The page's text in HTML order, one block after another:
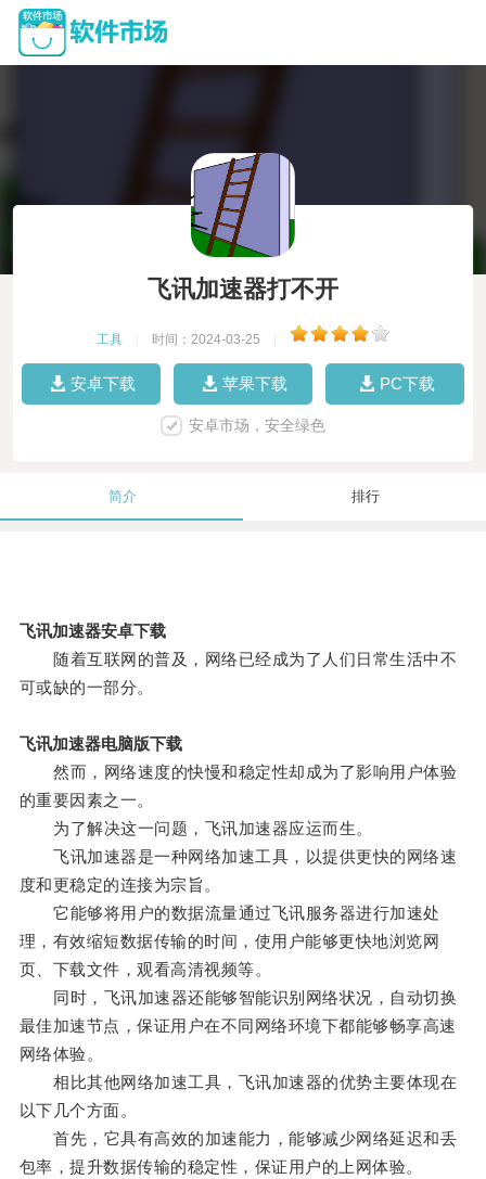
飞讯加速器打不开
工具 时间：2024-03-25
安卓下载 苹果下载 PC下载
安卓市场，安全绿色
简介 排行
飞讯加速器安卓下载
随着互联网的普及，网络已经成为了人们日常生活中不
可或缺的一部分。
飞讯加速器电脑版下载
然而，网络速度的快慢和稳定性却成为了影响用户体验
的重要因素之一。
为了解决这一问题，飞讯加速器应运而生。
飞讯加速器是一种网络加速工具，以提供更快的网络速
度和更稳定的连接为宗旨。
它能够将用户的数据流量通过飞讯服务器进行加速处
理，有效缩短数据传输的时间，使用户能够更快地浏览网
页、下载文件，观看高清视频等。
同时，飞讯加速器还能够智能识别网络状况，自动切换
最佳加速节点，保证用户在不同网络环境下都能够畅享高速
网络体验。
相比其他网络加速工具，飞讯加速器的优势主要体现在
以下几个方面。
首先，它具有高效的加速能力，能够减少网络延迟和丢
包率，提升数据传输的稳定性，保证用户的上网体验。